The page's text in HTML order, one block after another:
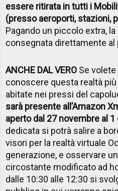
essere ritirata in tutti i
(presso aeroporti, stazioni,
Pagando un piccolo extra,
consegnata direttamente al
ANCHE DAL VERO Se
conoscere questa realtà
abitate nei pressi del
sarà presente all’Amazon
aperto dal 27 novembre al
dedicata si potrà salire a
visori per la realtà virtuale
generazione, e osservare
circostante modificato ad
dalle 10:30 alle 12:30 si